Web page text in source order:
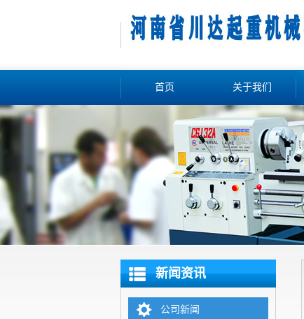
首页 关于我们
新闻资讯
公司新闻